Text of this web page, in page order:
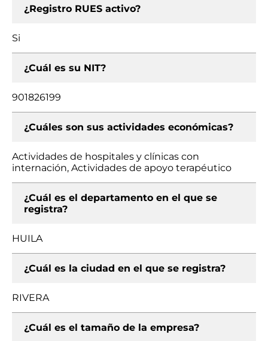
¿Registro RUES activo?
Si
¿Cuál es su NIT?
901826199
¿Cuáles son sus actividades económicas?
Actividades de hospitales y clínicas con
internación, Actividades de apoyo terapéutico
¿Cuál es el departamento en el que se
registra?
HUILA
¿Cuál es la ciudad en el que se registra?
RIVERA
¿Cuál es el tamaño de la empresa?